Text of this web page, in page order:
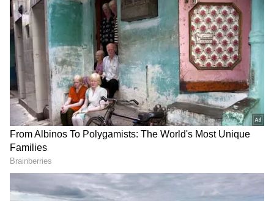
ಅರ್ಜಿದಾರರು ಐದು ಲಕ್ಷ ರು.ಗಳ ವೈಯಕ್ತಿಕ ಬಾಂಡ್ ಮತ್ತು
ಅಷ್ಟೇ ಮೊತ್ತಕ್ಕೆ ಇಬ್ಬರ ಭದ್ರತಾ ಖಾತರಿ ನೀಡಬೇಕು.
ಜಾಮೀನು ದೊರೆತ ನಂತರವೂ ತನಿಖೆಗೆ ಸಹಕರಿಸಬೇಕು.
ಸಾಕ್ಷ್ಯಧಾರಗಳ ನಾಶಕ್ಕೆ ಯತ್ನಿಸಬಾರದು. ಸಾಕ್ಷಿಗಳ ಮತ್ತು
ತನಿಖಾಧಿಕಾರಿಗಳ ಮೇಲೆ ಪ್ರಭಾವ ಬೀರಬಾರದು. ಕೋರ್ಟ್‌
ಅನುಮತಿಯಿಲ್ಲದೇ ವಿದೇಶಕ್ಕೆ ಪ್ರಯಾಣ ಬೆಳಸಬಾರದು
ಎಂದು ಹೈಕೋರ್ಟ್‌ ಷರತ್ತು ವಿಧಿಸಿದೆ. ವಿಸ್ತೃತ ಆದೇಶ ಇನ್ನಷ್ಟೆ
ಬಿಡುಗಡೆಯಾಗಬೇಕಿದೆ.